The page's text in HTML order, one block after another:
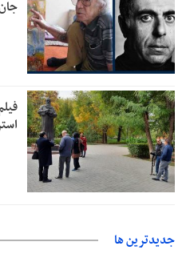
جديدترين ها